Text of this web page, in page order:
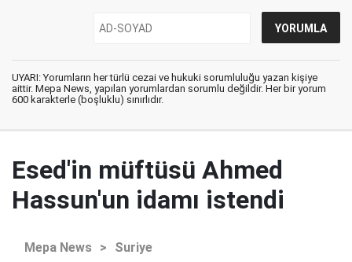
UYARI: Yorumların her türlü cezai ve hukuki sorumluluğu yazan kişiye
aittir. Mepa News, yapılan yorumlardan sorumlu değildir. Her bir yorum
600 karakterle (boşluklu) sınırlıdır.
Esed'in müftüsü Ahmed
Hassun'un idamı istendi
Mepa News > Suriye